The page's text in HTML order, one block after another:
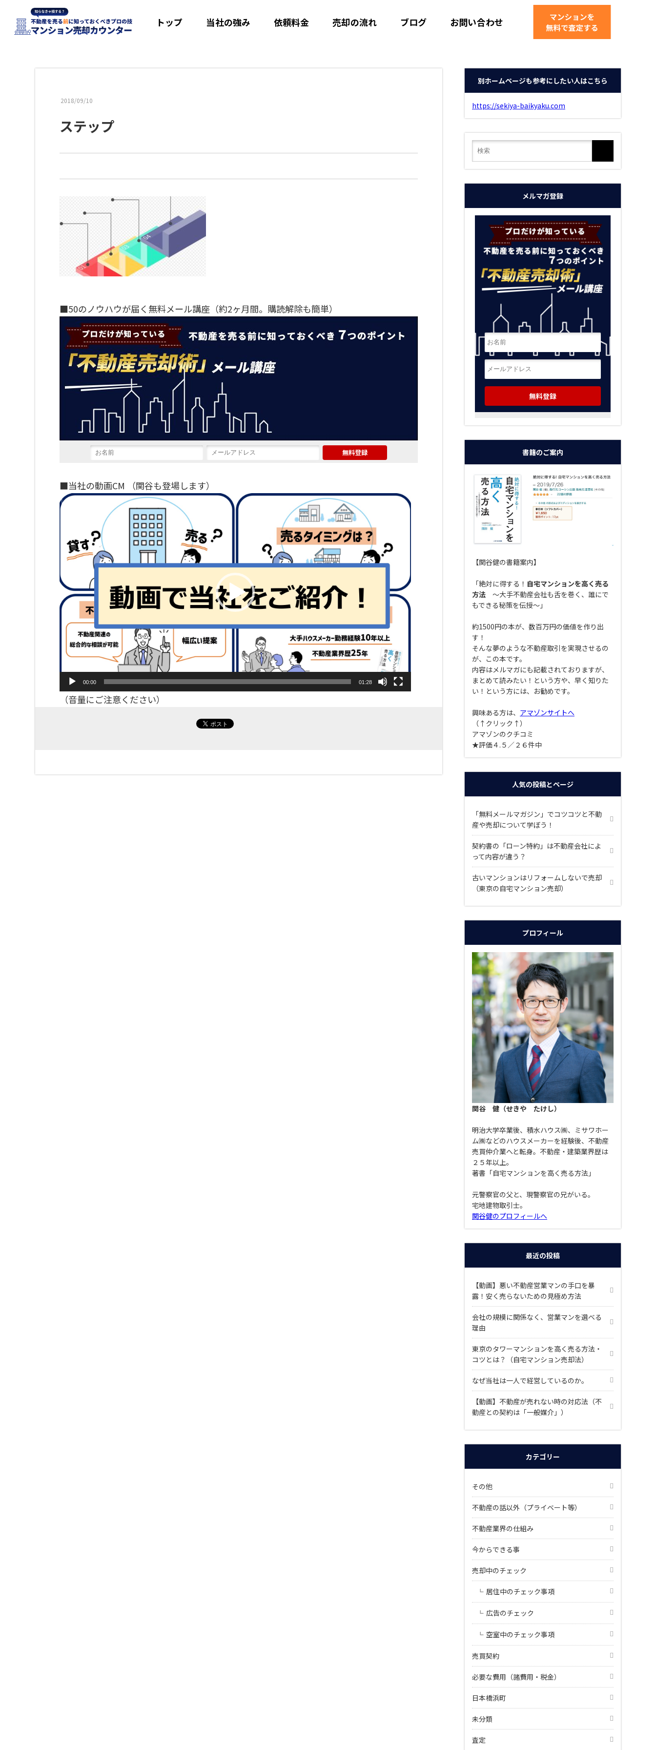
トップ 当社の強み 依頼料金 売却の流れ ブログ お問い合わせ
2018/09/10
ステップ
■50のノウハウが届く無料メール講座（約2ヶ月間。購読解除も簡単）
■当社の動画CM （関谷も登場します）
動
レ
ー
ヤ
ー
00:00 01:28
（音量にご注意ください）
別ホームページも参考にしたい人はこちら
https://sekiya-baikyaku.com
メルマガ登録
書籍のご案内
【関谷健の書籍案内】
「絶対に得する！ 自宅マンションを高く売る
方法 〜大手不動産会社も舌を巻く、誰にで
もできる秘策を伝授〜」
約1500円の本が、数百万円の価値を作り出
す！
そんな夢のような不動産取引を実現させるの
が、この本です。
内容はメルマガにも記載されておりますが、
まとめて読みたい！という方や、早く知りた
い！という方には、お勧めです。
興味ある方は、 アマゾンサイトへ
（↑クリック↑）
アマゾンのクチコミ
★評価４.５／２６件中
人気の投稿とページ
「無料メールマガジン」でコツコツと不動
産や売却について学ぼう！
契約書の「ローン特約」は不動産会社によ
って内容が違う？
古いマンションはリフォームしないで売却
（東京の自宅マンション売却）
プロフィール
関谷 健（せきや たけし）
明治大学卒業後、積水ハウス㈱、ミサワホー
ム㈱などのハウスメーカーを経験後、不動産
売買仲介業へと転身。不動産・建築業界歴は
２５年以上。
著書「自宅マンションを高く売る方法」
元警察官の父と、現警察官の兄がいる。
宅地建物取引士。
関谷健のプロフィールへ
最近の投稿
【動画】悪い不動産営業マンの手口を暴
露！安く売らないための見極め方法
会社の規模に関係なく、営業マンを選べる
理由
東京のタワーマンションを高く売る方法・
コツとは？（自宅マンション売却法）
なぜ当社は一人で経営しているのか。
【動画】不動産が売れない時の対応法（不
動産との契約は「一般媒介」）
カテゴリー
その他
不動産の話以外（プライベート等）
不動産業界の仕組み
今からできる事
売却中のチェック
居住中のチェック事項
広告のチェック
空室中のチェック事項
売買契約
必要な費用（諸費用・税金）
日本橋浜町
未分類
査定